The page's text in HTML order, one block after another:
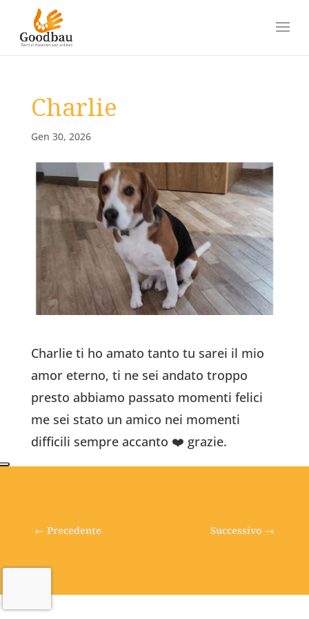
Charlie
Gen 30, 2026
Charlie ti ho amato tanto tu sarei il mio
amor eterno, ti ne sei andato troppo
presto abbiamo passato momenti felici
me sei stato un amico nei momenti
difficili sempre accanto ❤️ grazie.
← Precedente Successivo →